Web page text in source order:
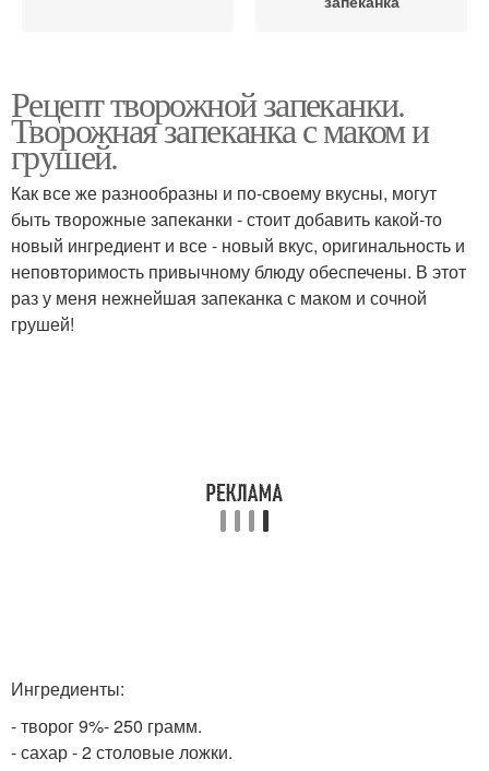
Рецепт творожной запеканки.
Творожная запеканка с маком и
грушей.
Как все же разнообразны и по-своему вкусны, могут
быть творожные запеканки - стоит добавить какой-то
новый ингредиент и все - новый вкус, оригинальность и
неповторимость привычному блюду обеспечены. В этот
раз у меня нежнейшая запеканка с маком и сочной
грушей!
Ингредиенты:
- творог 9%- 250 грамм.
- сахар - 2 столовые ложки.